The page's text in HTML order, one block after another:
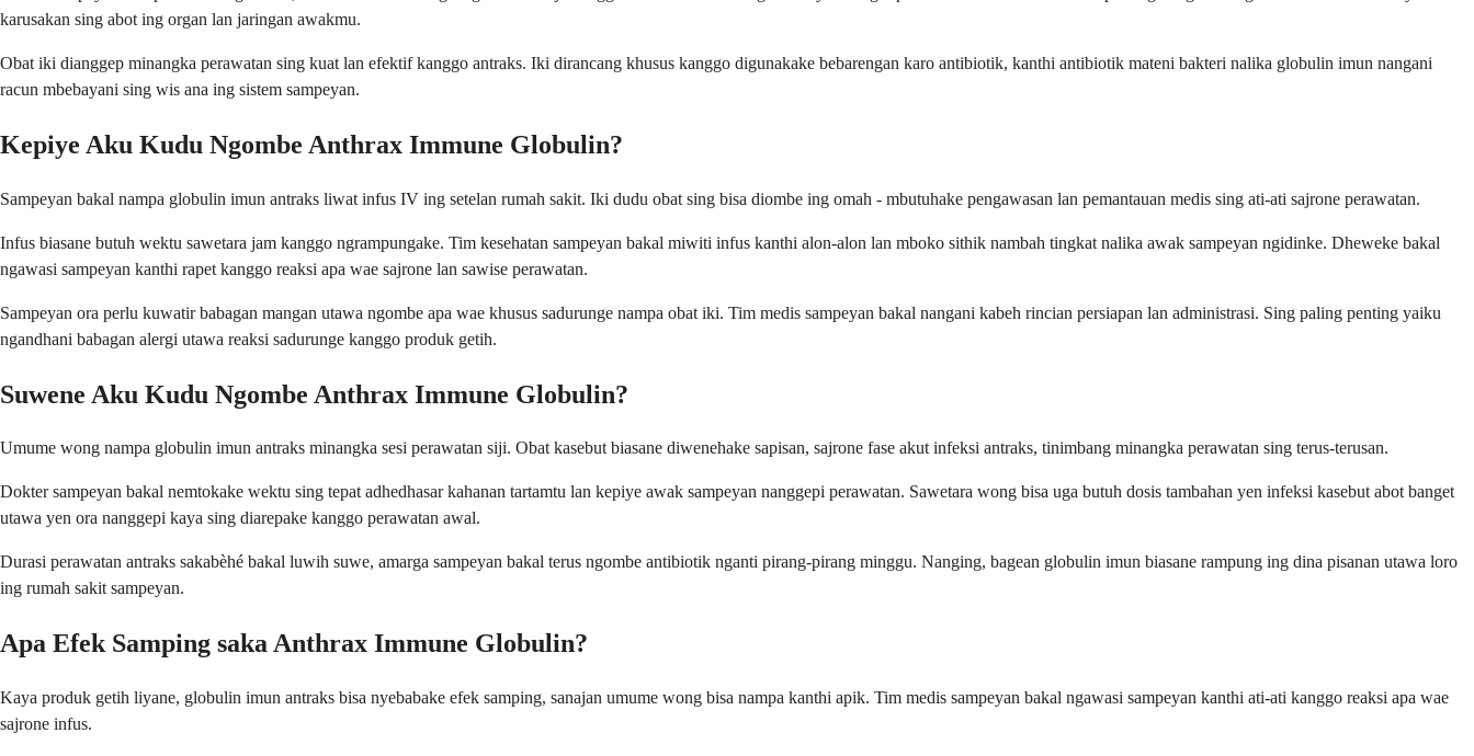
karusakan sing abot ing organ lan jaringan awakmu.
Obat iki dianggep minangka perawatan sing kuat lan efektif kanggo antraks. Iki dirancang khusus kanggo digunakake bebarengan karo antibiotik, kanthi antibiotik mateni bakteri nalika globulin imun nangani
racun mbebayani sing wis ana ing sistem sampeyan.
Kepiye Aku Kudu Ngombe Anthrax Immune Globulin?
Sampeyan bakal nampa globulin imun antraks liwat infus IV ing setelan rumah sakit. Iki dudu obat sing bisa diombe ing omah - mbutuhake pengawasan lan pemantauan medis sing ati-ati sajrone perawatan.
Infus biasane butuh wektu sawetara jam kanggo ngrampungake. Tim kesehatan sampeyan bakal miwiti infus kanthi alon-alon lan mboko sithik nambah tingkat nalika awak sampeyan ngidinke. Dheweke bakal
ngawasi sampeyan kanthi rapet kanggo reaksi apa wae sajrone lan sawise perawatan.
Sampeyan ora perlu kuwatir babagan mangan utawa ngombe apa wae khusus sadurunge nampa obat iki. Tim medis sampeyan bakal nangani kabeh rincian persiapan lan administrasi. Sing paling penting yaiku
ngandhani babagan alergi utawa reaksi sadurunge kanggo produk getih.
Suwene Aku Kudu Ngombe Anthrax Immune Globulin?
Umume wong nampa globulin imun antraks minangka sesi perawatan siji. Obat kasebut biasane diwenehake sapisan, sajrone fase akut infeksi antraks, tinimbang minangka perawatan sing terus-terusan.
Dokter sampeyan bakal nemtokake wektu sing tepat adhedhasar kahanan tartamtu lan kepiye awak sampeyan nanggepi perawatan. Sawetara wong bisa uga butuh dosis tambahan yen infeksi kasebut abot banget
utawa yen ora nanggepi kaya sing diarepake kanggo perawatan awal.
Durasi perawatan antraks sakabèhé bakal luwih suwe, amarga sampeyan bakal terus ngombe antibiotik nganti pirang-pirang minggu. Nanging, bagean globulin imun biasane rampung ing dina pisanan utawa loro
ing rumah sakit sampeyan.
Apa Efek Samping saka Anthrax Immune Globulin?
Kaya produk getih liyane, globulin imun antraks bisa nyebabake efek samping, sanajan umume wong bisa nampa kanthi apik. Tim medis sampeyan bakal ngawasi sampeyan kanthi ati-ati kanggo reaksi apa wae
sajrone infus.